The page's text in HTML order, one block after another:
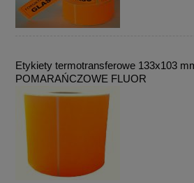
Etykiety termotransferowe 133x103
POMARAŃCZOWE FLUOR